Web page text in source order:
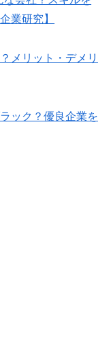
業研究】
メリット・デメリ
ック？優良企業を